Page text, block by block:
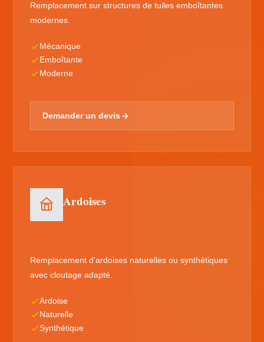
Remplacement sur structures de tuiles emboîtantes
modernes.
Mécanique
Emboîtante
Moderne
Demander un devis
Ardoises
Remplacement d'ardoises naturelles ou synthétiques
avec cloutage adapté.
Ardoise
Naturelle
Synthétique